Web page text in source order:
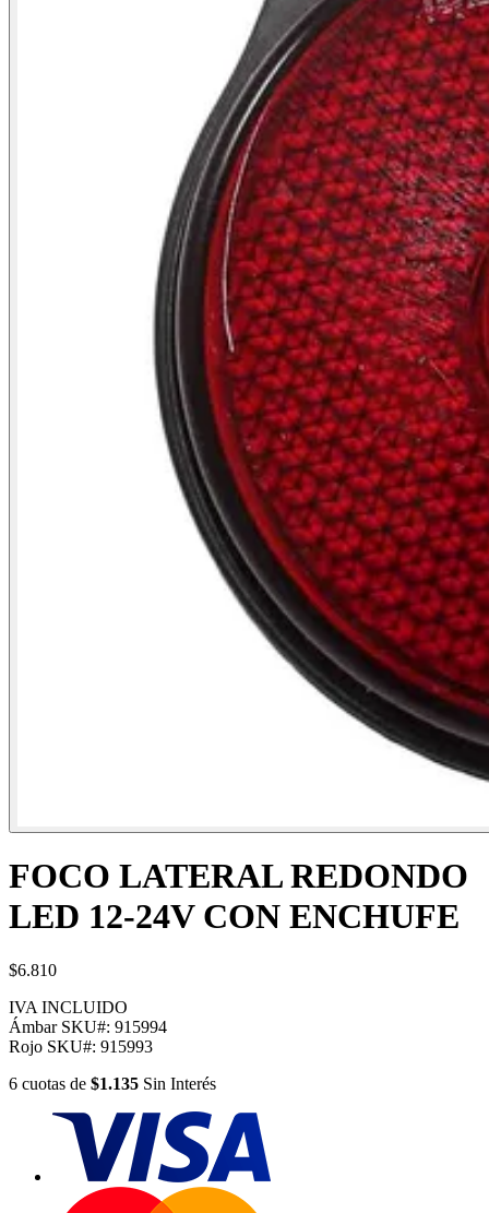
FOCO LATERAL REDONDO
LED 12-24V CON ENCHUFE
$6.810
IVA INCLUIDO
Ámbar SKU#: 915994
Rojo SKU#: 915993
6 cuotas de $1.135 Sin Interés